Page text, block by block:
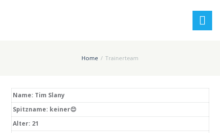
Home Trainerteam
Name: Tim Slany
Spitzname: keiner😊
Alter: 21